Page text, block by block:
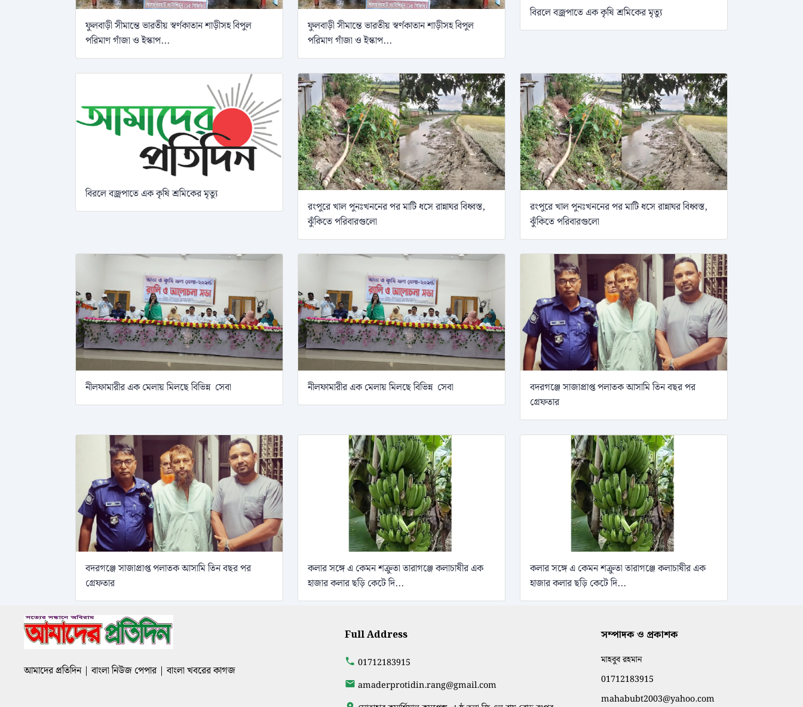
ফুলবাড়ী সীমান্তে ভারতীয় স্বর্ণকাতান শাড়ীসহ বিপুল
পরিমাণ গাঁজা ও ইস্কাপ...
ফুলবাড়ী সীমান্তে ভারতীয় স্বর্ণকাতান শাড়ীসহ বিপুল
পরিমাণ গাঁজা ও ইস্কাপ...
বিরলে বজ্রপাতে এক কৃষি শ্রমিকের মৃত্যু
বিরলে বজ্রপাতে এক কৃষি শ্রমিকের মৃত্যু
রংপুরে খাল পুনঃখননের পর মাটি ধসে রান্নাঘর বিধ্বস্ত,
ঝুঁকিতে পরিবারগুলো
রংপুরে খাল পুনঃখননের পর মাটি ধসে রান্নাঘর বিধ্বস্ত,
ঝুঁকিতে পরিবারগুলো
নীলফামারীর এক মেলায় মিলছে বিভিন্ন সেবা নীলফামারীর এক মেলায় মিলছে বিভিন্ন সেবা
বদরগঞ্জে সাজাপ্রাপ্ত পলাতক আসামি তিন বছর পর
গ্রেফতার
বদরগঞ্জে সাজাপ্রাপ্ত পলাতক আসামি তিন বছর পর
গ্রেফতার
কলার সঙ্গে এ কেমন শক্রুতা তারাগঞ্জে কলাচাষীর এক
হাজার কলার ছড়ি কেটে দি...
কলার সঙ্গে এ কেমন শক্রুতা তারাগঞ্জে কলাচাষীর এক
হাজার কলার ছড়ি কেটে দি...
আমাদের প্রতিদিন | বাংলা নিউজ পেপার | বাংলা খবরের কাগজ
Full Address
01712183915
amaderprotidin.rang@gmail.com
সম্পাদক ও প্রকাশক
মাহবুব রহমান
01712183915
mahabubt2003@yahoo.com